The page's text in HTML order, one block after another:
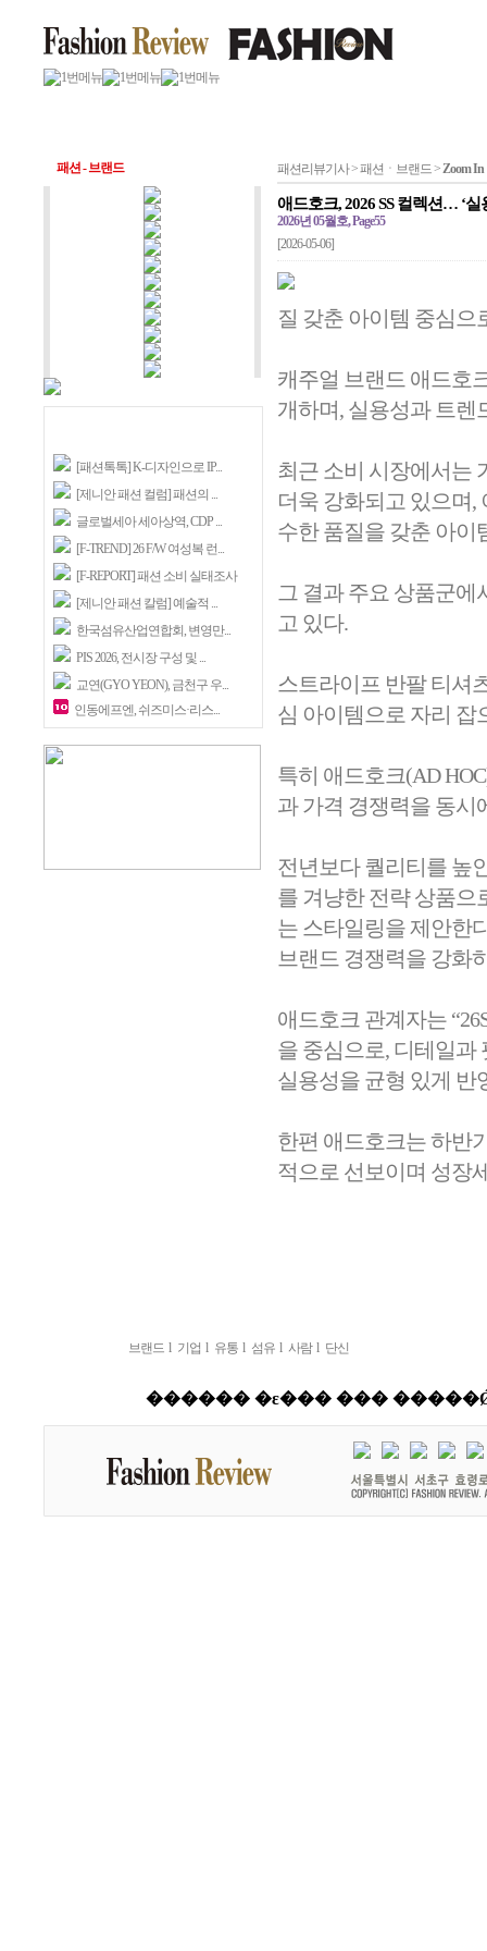
패션 - 브랜드
[패션톡톡] K-디자인으로 IP...
[제니안 패션 컬럼] 패션의 ...
글로벌세아 세아상역, CDP ...
[F-TREND] 26 F/W 여성복 런...
[F-REPORT] 패션 소비 실태조사
[제니안 패션 칼럼] 예술적 ...
한국섬유산업연합회, 변영만...
PIS 2026, 전시장 구성 및 ...
교연(GYO YEON), 금천구 우...
인동에프엔, 쉬즈미스·리스...
패션리뷰기사 > 패션ㆍ브랜드 >Zoom In
애드호크, 2026 SS 컬렉션… ‘
2026년 05월호, Page55
[2026-05-06]
질 갖춘 아이템 중심으
캐주얼 브랜드 애드호
개하며, 실용성과 트렌
최근 소비 시장에서는
더욱 강화되고 있으며,
수한 품질을 갖춘 아이
그 결과 주요 상품군에
고 있다.
스트라이프 반팔 티셔
심 아이템으로 자리 잡
특히 애드호크(AD
과 가격 경쟁력을 동시
전년보다 퀄리티를 높
를 겨냥한 전략 상품으
는 스타일링을 제안한
브랜드 경쟁력을 강화
애드호크 관계자는
을 중심으로, 디테일과
실용성을 균형 있게 반
한편 애드호크는 하반
적으로 선보이며 성장
브랜드 l 기업 l 유통 l 섬유 l 사람l 단신